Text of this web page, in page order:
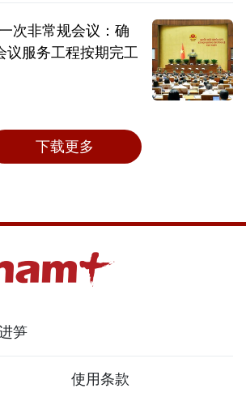
次非常规会议：确
议服务工程按期完工
下载更多
笋
使用条款